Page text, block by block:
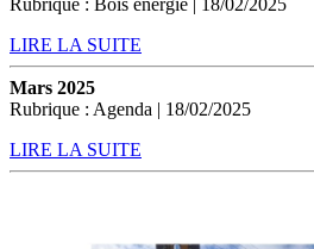
LIRE LA SUITE
Mars 2025
Rubrique : Agenda | 18/02/2025
LIRE LA SUITE